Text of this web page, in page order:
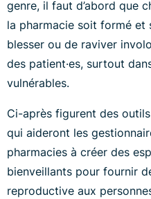
genre, il faut d’abord que
la pharmacie soit formé et
blesser ou de raviver
des patient·es, surtout
vulnérables.
Ci-après figurent des
qui aideront les
pharmacies à créer des
bienveillants pour fournir
reproductive aux